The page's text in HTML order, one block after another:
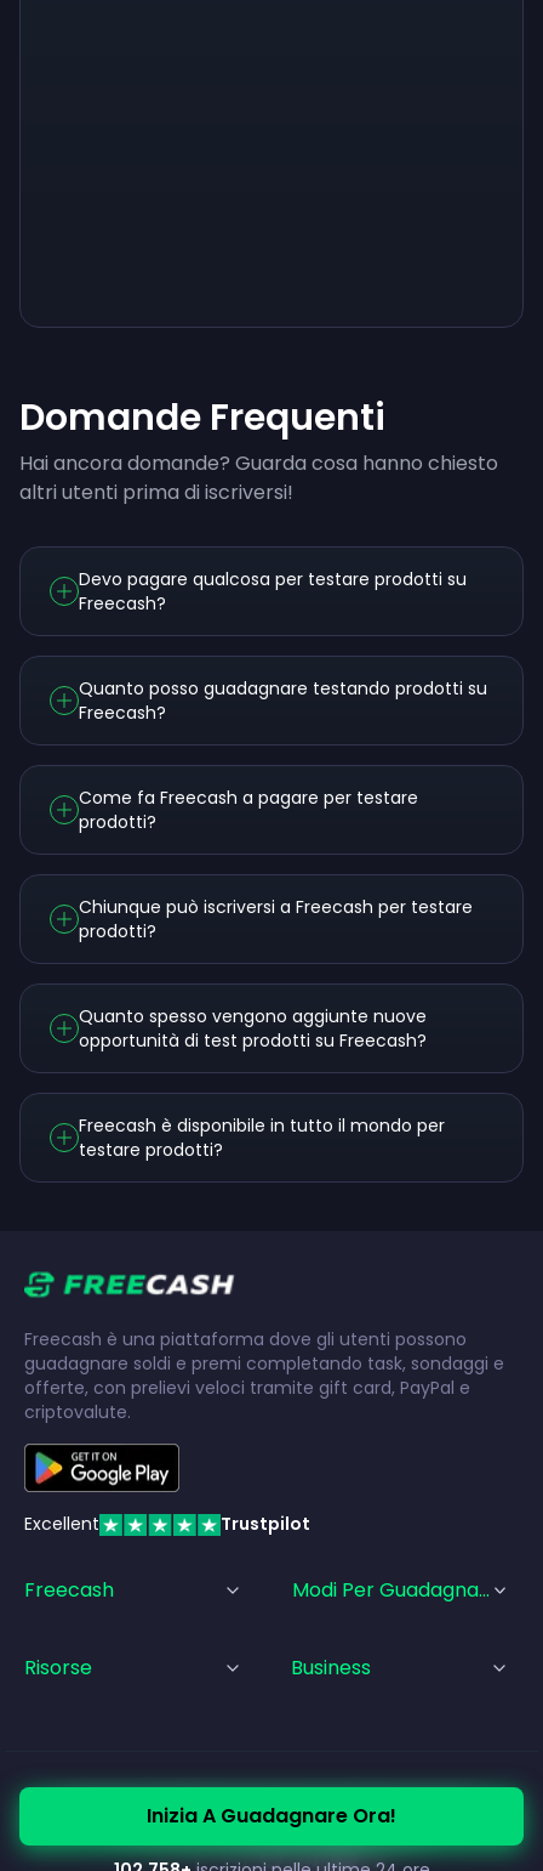
Domande Frequenti
Hai ancora domande? Guarda cosa hanno chiesto
altri utenti prima di iscriversi!
Devo pagare qualcosa per testare prodotti su
Freecash?
Quanto posso guadagnare testando prodotti su
Freecash?
Come fa Freecash a pagare per testare
prodotti?
Chiunque può iscriversi a Freecash per testare
prodotti?
Quanto spesso vengono aggiunte nuove
opportunità di test prodotti su Freecash?
Freecash è disponibile in tutto il mondo per
testare prodotti?
Inizia A Guadagnare Ora!
Freecash è una piattaforma dove gli utenti possono
guadagnare soldi e premi completando task, sondaggi e
offerte, con prelievi veloci tramite gift card, PayPal e
criptovalute.
Excellent Trustpilot
Freecash Modi Per Guadagnare
Risorse Business
© Freecash 2026 •Termini di Servizio•
Privacy Policy
Politica sui Cookie•Informazioni legali